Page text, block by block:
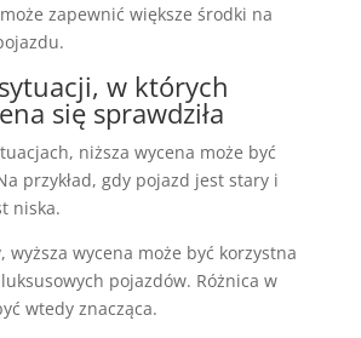
zapewnić większe środki na
w których
się sprawdziła
niższa wycena może być
przykład, gdy pojazd jest stary i
niska.
wycena może być korzystna
pojazdów. Różnica w
wtedy znacząca.